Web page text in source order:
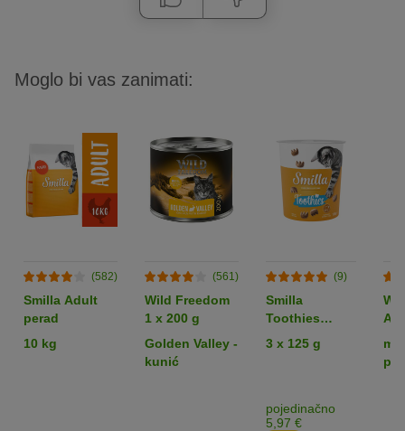
Moglo bi vas zanimati:
(582)
Smilla Adult
perad
10 kg
(561)
Wild Freedom
1 x 200 g
Golden Valley -
kunić
(9)
Smilla
Toothies
grickalice za
njegu zubi
3 x 125 g
pojedinačno
5,97 €